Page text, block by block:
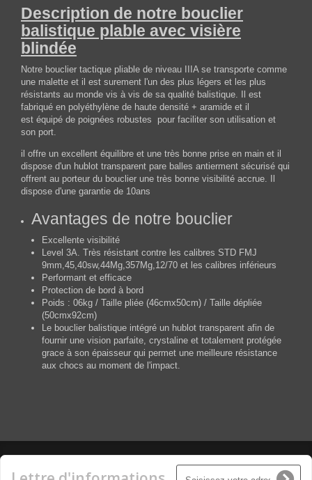
Description de notre bouclier
balistique plable avec visière
blindée
Notre bouclier tactique pliable de niveau IIIA se transporte comme
une malette et il est surement l'un des plus légers et les plus
résistants au monde vis à vis de sa qualité balistique. Il est
fabriqué en polyéthylène de haute densité + aramide et il
est équipé de poignées robustes pour faciliter son utilisation et
son port.
il offre un excellent équilibre et une très bonne prise en main et il
dispose d'un hublot transparent pare balles antierment sécurisé qui
offrent au porteur du bouclier une très bonne visibilité accrue. Il
dispose d'une garantie de 10ans
Avantages de notre bouclier
Excellente visibilité
Level 3A. Très résistant contre les calibres STD FMJ
9mm,45,40sw,44Mg,357Mg,12/70 et les calibres inférieurs
Performant et efficace
Protection de bord à bord
Poids : 06kg / Taille pliée (46cmx50cm) / Taille dépliée
(50cmx92cm)
Le bouclier balistique intégré un hublot transparent afin de
fournir une vision parfaite, crystaline et totalement protégée
grace à son épaisseur qui permet une meilleure résistance
aux chocs au moment de l'impact.